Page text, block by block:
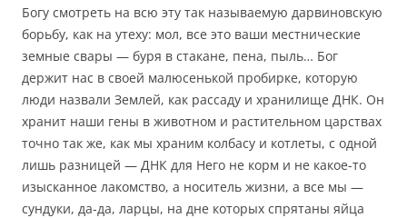
Богу смотреть на всю эту так называемую дарвиновскую
борьбу, как на утеху: мол, все это ваши местнические
земные свары — буря в стакане, пена, пыль… Бог
держит нас в своей малюсенькой пробирке, которую
люди назвали Землей, как рассаду и хранилище ДНК. Он
хранит наши гены в животном и растительном царствах
точно так же, как мы храним колбасу и котлеты, с одной
лишь разницей — ДНК для Него не корм и не какое-то
изысканное лакомство, а носитель жизни, а все мы —
сундуки, да-да, ларцы, на дне которых спрятаны яйца